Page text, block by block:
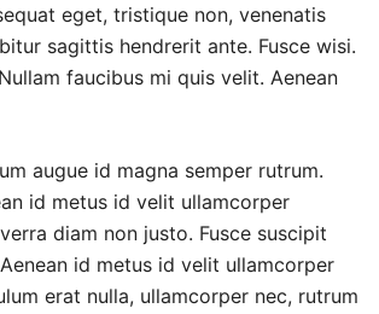
eget, tristique non, venenatis
sagittis hendrerit ante. Fusce wisi.
faucibus mi quis velit. Aenean
augue id magna semper rutrum.
id metus id velit ullamcorper
diam non justo. Fusce suscipit
id metus id velit ullamcorper
erat nulla, ullamcorper nec, rutrum